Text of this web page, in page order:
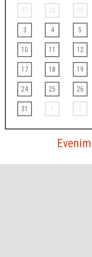
27 28 29
3 4 5
10 11 12
17 18 19
24 25 26
31 1 2